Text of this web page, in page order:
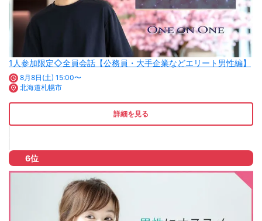
1人参加限定◇全員会話【公務員・大手企業などエリート男性編】
8月8日(土) 15:00〜
北海道札幌市
詳細を見る
6位